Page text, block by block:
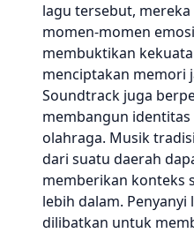
lagu tersebut,
momen-momen
membuktikan
menciptakan memori
Soundtrack juga
membangun
olahraga. Musik
dari suatu daerah
memberikan konteks
lebih dalam. Penyanyi
dilibatkan untuk